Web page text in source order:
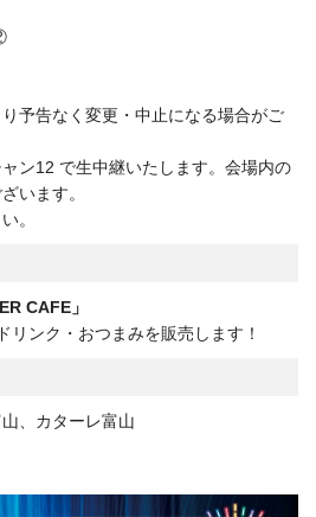
予告なく変更・中止になる場合がご
ン12 で生中継いたします。会場内の
います。
。
CAFE」
リンク・おつまみを販売します！
、カターレ富山